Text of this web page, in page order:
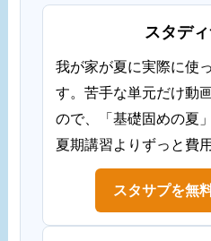
スタデ
我が家が夏に実際に使
す。苦手な単元だけ動
ので、「基礎固めの夏
夏期講習よりずっと費
スタサプを無